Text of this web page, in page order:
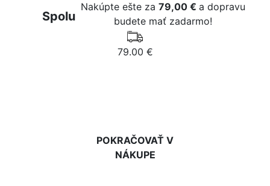
Spolu
Nakúpte ešte za79,00 €a dopravu
budete mať zadarmo!
79.00 €
POKRAČOVAŤ V
NÁKUPE